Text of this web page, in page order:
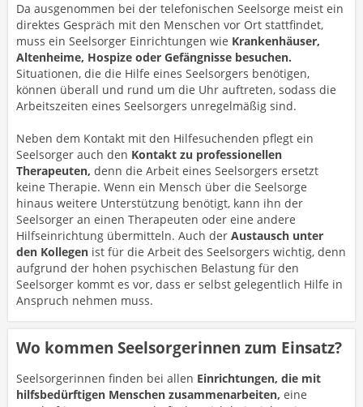
Da ausgenommen bei der telefonischen Seelsorge meist ein
direktes Gespräch mit den Menschen vor Ort stattfindet,
muss ein Seelsorger Einrichtungen wie Krankenhäuser,
Altenheime, Hospize oder Gefängnisse besuchen.
Situationen, die die Hilfe eines Seelsorgers benötigen,
können überall und rund um die Uhr auftreten, sodass die
Arbeitszeiten eines Seelsorgers unregelmäßig sind.
Neben dem Kontakt mit den Hilfesuchenden pflegt ein
Seelsorger auch den Kontakt zu professionellen
Therapeuten, denn die Arbeit eines Seelsorgers ersetzt
keine Therapie. Wenn ein Mensch über die Seelsorge
hinaus weitere Unterstützung benötigt, kann ihn der
Seelsorger an einen Therapeuten oder eine andere
Hilfseinrichtung übermitteln. Auch der Austausch unter
den Kollegen ist für die Arbeit des Seelsorgers wichtig, denn
aufgrund der hohen psychischen Belastung für den
Seelsorger kommt es vor, dass er selbst gelegentlich Hilfe in
Anspruch nehmen muss.
Wo kommen Seelsorgerinnen zum Einsatz?
Seelsorgerinnen finden bei allen Einrichtungen, die mit
hilfsbedürftigen Menschen zusammenarbeiten, eine